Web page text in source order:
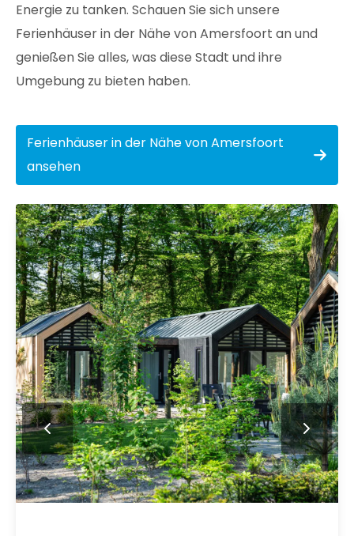
Energie zu tanken. Schauen Sie sich unsere
Ferienhäuser in der Nähe von Amersfoort an und
genießen Sie alles, was diese Stadt und ihre
Umgebung zu bieten haben.
Ferienhäuser in der Nähe von Amersfoort
ansehen